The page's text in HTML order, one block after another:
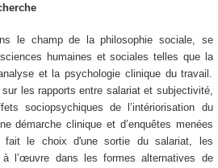
le champ de la philosophie sociale, se
humaines et sociales telles que la
et la psychologie clinique du travail.
les rapports entre salariat et subjectivité,
sociopsychiques de l’intériorisation du
démarche clinique et d’enquêtes menées
fait le choix d'une sortie du salariat, les
l’œuvre dans les formes alternatives de